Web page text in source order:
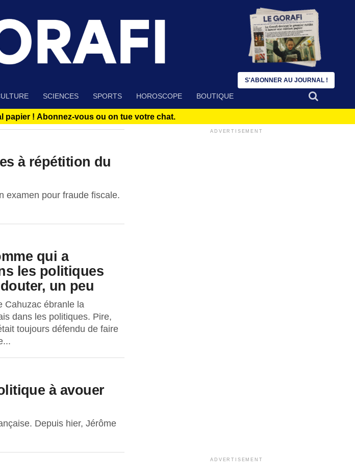
SCIENCES SPORTS HOROSCOPE BOUTIQUE
papier ! Abonnez-vous ou on tue votre chat.
à répétition du
examen pour fraude fiscale.
qui a
les politiques
un peu
Cahuzac ébranle la
dans les politiques. Pire,
toujours défendu de faire
à avouer
Depuis hier, Jérôme
ADVERTISEMENT
ADVERTISEMENT
S'ABONNER AU JOURNAL !